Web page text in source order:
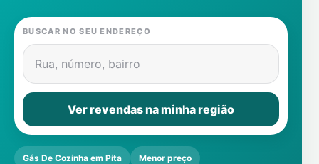
Gás
Contatos
BUSCAR NO SEU ENDEREÇO
Rua, número, bairro
Ver revendas na minha região
Gás De Cozinha em Pita Menor preço